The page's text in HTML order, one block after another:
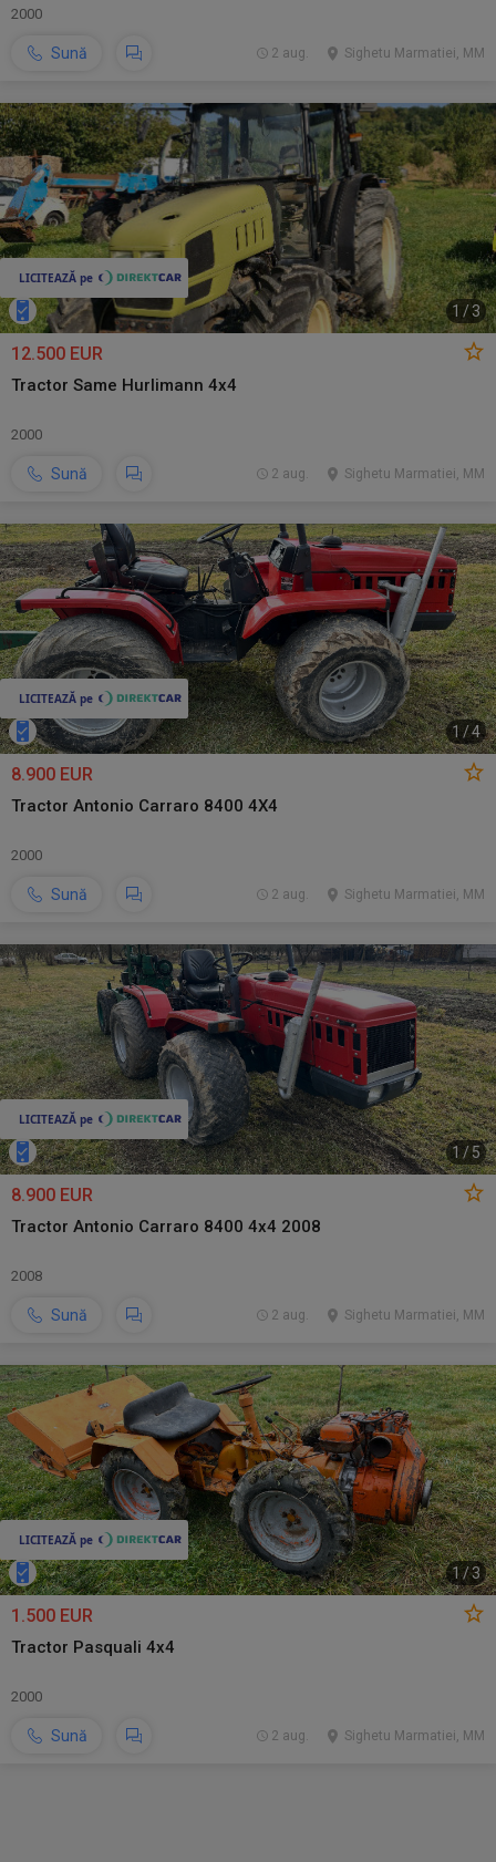
2000
Sună Sighetu Marmatiei, MM
2 aug.
1 /3
12.500 EUR
Tractor Same Hurlimann 4x4
2000
Sună Sighetu Marmatiei, MM
2 aug.
1 /4
8.900 EUR
Tractor Antonio Carraro 8400 4X4
2000
Sună Sighetu Marmatiei, MM
2 aug.
1/5
8.900 EUR
Tractor Antonio Carraro 8400 4x4 2008
2008
Sună Sighetu Marmatiei, MM
2 aug.
1/3
1.500 EUR
Tractor Pasquali 4x4
2000
Sună Sighetu Marmatiei, MM
2 aug.